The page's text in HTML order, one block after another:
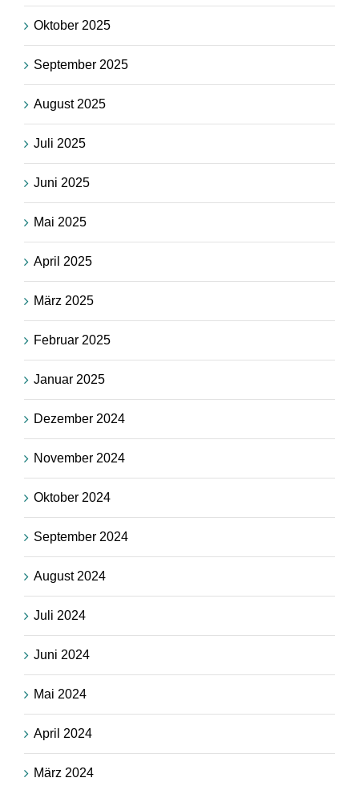
Oktober 2025
September 2025
August 2025
Juli 2025
Juni 2025
Mai 2025
April 2025
März 2025
Februar 2025
Januar 2025
Dezember 2024
November 2024
Oktober 2024
September 2024
August 2024
Juli 2024
Juni 2024
Mai 2024
April 2024
März 2024